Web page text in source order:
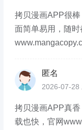
拷贝漫画APP很
面简单易用，随
匿名
2026-07-28
拷贝漫画APP真
载也快，官网